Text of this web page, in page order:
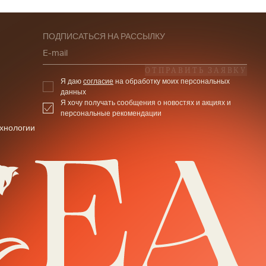
ПОДПИСАТЬСЯ НА РАССЫЛКУ
E-mail
ОТПРАВИТЬ ЗАЯВКУ
Я даю согласие на обработку моих персональных
данных
Я хочу получать сообщения о новостях и акциях и
персональные рекомендации